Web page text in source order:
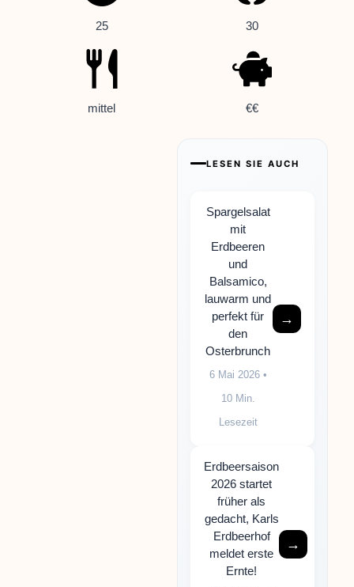
25 30
mittel €€
LESEN SIE AUCH
Spargelsalat
mit
Erdbeeren
und
Balsamico,
lauwarm und
perfekt für
den
Osterbrunch
6 Mai 2026•
10 Min.
Lesezeit
→
Erdbeersaison
2026 startet
früher als
gedacht, Karls
Erdbeerhof
meldet erste
Ernte!
→